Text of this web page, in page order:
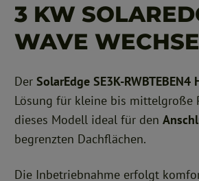
3 KW
WAVE
Der SolarEdge SE3K-
Lösung für kleine bis mittelgroße
dieses Modell ideal für den
begrenzten Dachflächen.
Die Inbetriebnahme erfolgt